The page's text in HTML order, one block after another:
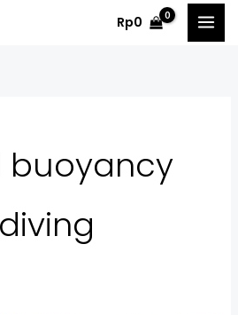
Rp0
buoyancy